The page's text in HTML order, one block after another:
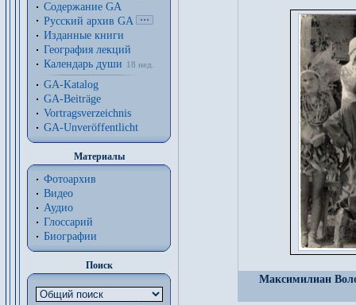
Содержание GA
Русский архив GA
Изданные книги
География лекций
Календарь души
18 нед.
GA-Katalog
GA-Beiträge
Vortragsverzeichnis
GA-Unveröffentlicht
Материалы
Фотоархив
Видео
Аудио
Глоссарий
Биографии
Поиск
Максимилиан